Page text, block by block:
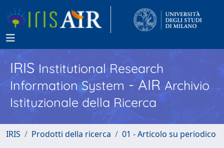
IRISInstitutional Research
Information System - AIR Archivio
Istituzionale della Ricerca
IRIS Prodotti della ricerca 01 - Articolo su periodico